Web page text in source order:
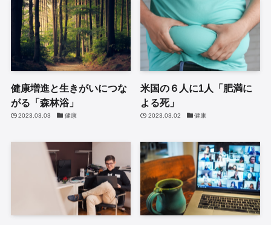
健康増進と生きがいにつな
がる「森林浴」
2023.03.03 健康
米国の６人に1人「肥満に
よる死」
2023.03.02 健康